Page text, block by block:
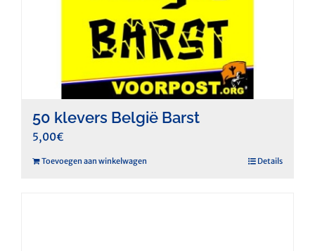
50 klevers België Barst
5,00€
Toevoegen aan winkelwagen Details